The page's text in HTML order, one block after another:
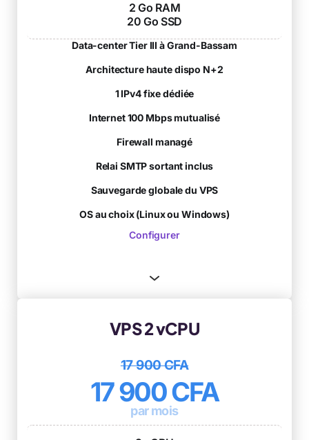
2 Go RAM
20 Go SSD
Data-center Tier III à Grand-Bassam
Architecture haute dispo N+2
1 IPv4 fixe dédiée
Internet 100 Mbps mutualisé
Firewall managé
Relai SMTP sortant inclus
Sauvegarde globale du VPS
OS au choix (Linux ou Windows)
Configurer
VPS 2 vCPU
17 900 CFA
17 900 CFA
par mois